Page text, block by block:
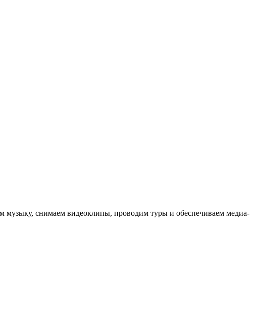
музыку, снимаем видеоклипы, проводим туры и обеспечиваем медиа-